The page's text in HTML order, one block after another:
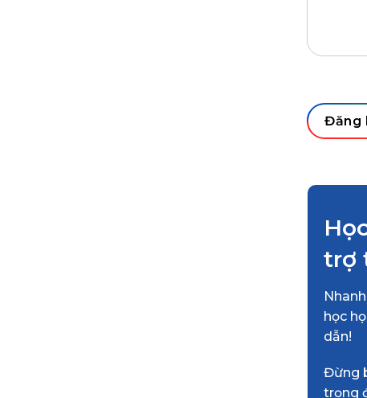
Đăng
trợ
học
dẫn!
Đừng
trọng